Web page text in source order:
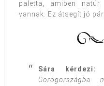
paletta, amiben
vannak. Ez átsegít jó
Sára kérdezi:
Görögországba